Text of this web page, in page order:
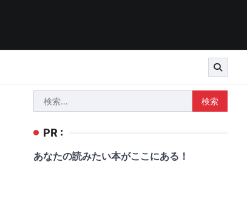
索:
PR :
あなたの読みたい本がここにある！